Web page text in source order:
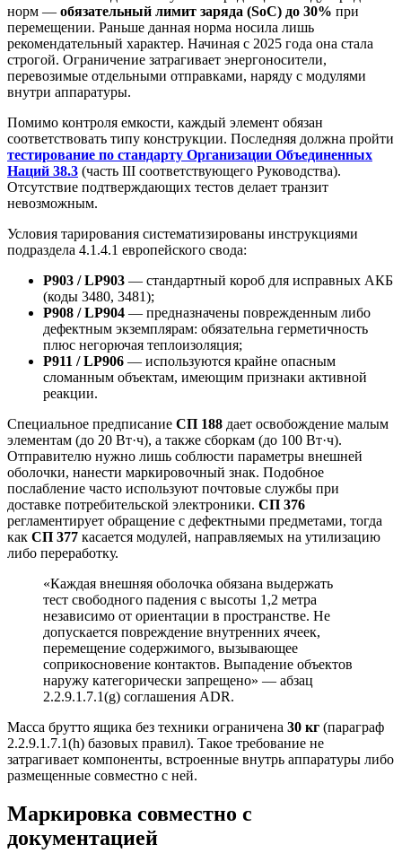
норм — обязательный лимит заряда (SoC) до 30% при
перемещении. Раньше данная норма носила лишь
рекомендательный характер. Начиная с 2025 года она стала
строгой. Ограничение затрагивает энергоносители,
перевозимые отдельными отправками, наряду с модулями
внутри аппаратуры.
Помимо контроля емкости, каждый элемент обязан
соответствовать типу конструкции. Последняя должна пройти
тестирование по стандарту Организации Объединенных
Наций 38.3 (часть III соответствующего Руководства).
Отсутствие подтверждающих тестов делает транзит
невозможным.
Условия тарирования систематизированы инструкциями
подраздела 4.1.4.1 европейского свода:
P903 / LP903 — стандартный короб для исправных АКБ
(коды 3480, 3481);
P908 / LP904 — предназначены поврежденным либо
дефектным экземплярам: обязательна герметичность
плюс негорючая теплоизоляция;
P911 / LP906 — используются крайне опасным
сломанным объектам, имеющим признаки активной
реакции.
Специальное предписание СП 188 дает освобождение малым
элементам (до 20 Вт·ч), а также сборкам (до 100 Вт·ч).
Отправителю нужно лишь соблюсти параметры внешней
оболочки, нанести маркировочный знак. Подобное
послабление часто используют почтовые службы при
доставке потребительской электроники. СП 376
регламентирует обращение с дефектными предметами, тогда
как СП 377 касается модулей, направляемых на утилизацию
либо переработку.
«Каждая внешняя оболочка обязана выдержать
тест свободного падения с высоты 1,2 метра
независимо от ориентации в пространстве. Не
допускается повреждение внутренних ячеек,
перемещение содержимого, вызывающее
соприкосновение контактов. Выпадение объектов
наружу категорически запрещено» — абзац
2.2.9.1.7.1(g) соглашения ADR.
Масса брутто ящика без техники ограничена 30 кг (параграф
2.2.9.1.7.1(h) базовых правил). Такое требование не
затрагивает компоненты, встроенные внутрь аппаратуры либо
размещенные совместно с ней.
Маркировка совместно с
документацией